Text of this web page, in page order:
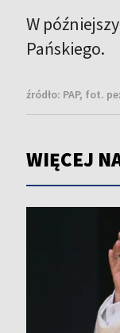
W
Pańskiego.
źródło: PAP, fot.
WIĘCEJ